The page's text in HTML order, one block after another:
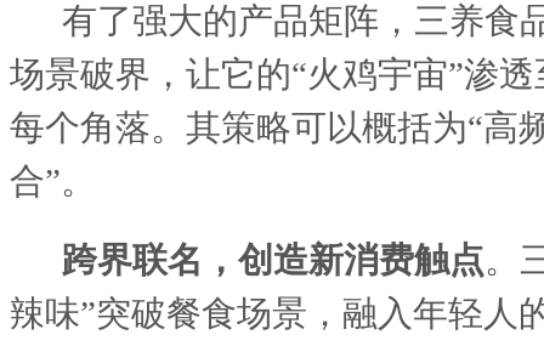
有了强大的产品矩阵，三养食
场景破界，让它的“火鸡宇宙”渗
每个角落。其策略可以概括为“高
合”。
跨界联名，创造新消费触点。
辣味”突破餐食场景，融入年轻人